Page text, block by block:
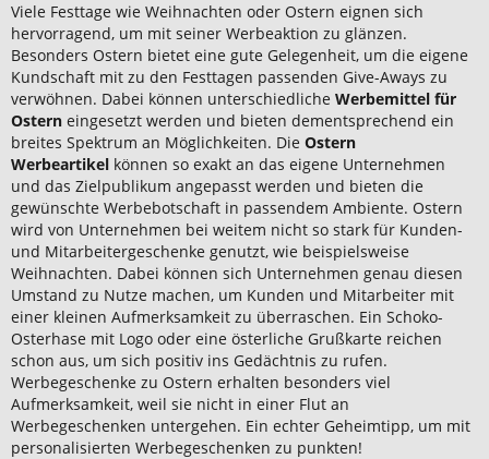
Viele Festtage wie Weihnachten oder Ostern eignen sich
hervorragend, um mit seiner Werbeaktion zu glänzen.
Besonders Ostern bietet eine gute Gelegenheit, um die eigene
Kundschaft mit zu den Festtagen passenden Give-Aways zu
verwöhnen. Dabei können unterschiedliche Werbemittel für
Ostern eingesetzt werden und bieten dementsprechend ein
breites Spektrum an Möglichkeiten. Die Ostern
Werbeartikel können so exakt an das eigene Unternehmen
und das Zielpublikum angepasst werden und bieten die
gewünschte Werbebotschaft in passendem Ambiente. Ostern
wird von Unternehmen bei weitem nicht so stark für Kunden-
und Mitarbeitergeschenke genutzt, wie beispielsweise
Weihnachten. Dabei können sich Unternehmen genau diesen
Umstand zu Nutze machen, um Kunden und Mitarbeiter mit
einer kleinen Aufmerksamkeit zu überraschen. Ein Schoko-
Osterhase mit Logo oder eine österliche Grußkarte reichen
schon aus, um sich positiv ins Gedächtnis zu rufen.
Werbegeschenke zu Ostern erhalten besonders viel
Aufmerksamkeit, weil sie nicht in einer Flut an
Werbegeschenken untergehen. Ein echter Geheimtipp, um mit
personalisierten Werbegeschenken zu punkten!